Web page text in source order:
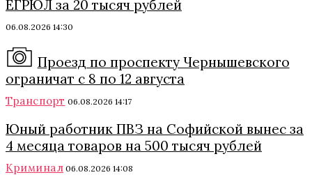
ЕГРЮЛ за 20 тысяч рублей
06.08.2026 14:30
Проезд по проспекту Чернышевского
ограничат с 8 по 12 августа
Транспорт 06.08.2026 14:17
Юный работник ПВЗ на Софийской вынес за
4 месяца товаров на 500 тысяч рублей
Криминал 06.08.2026 14:08